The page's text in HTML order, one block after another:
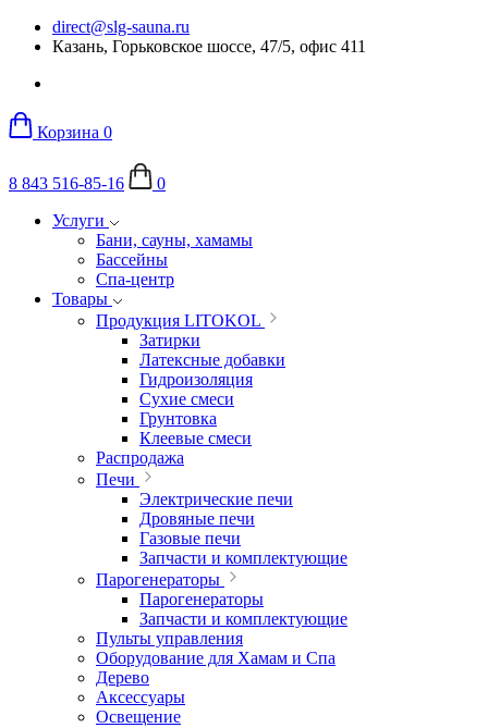
direct@slg-sauna.ru
Казань, Горьковское шоссе, 47/5, офис 411
Корзина 0
8 843 516-85-16
0
Услуги
Бани, сауны, хамамы
Бассейны
Спа-центр
Товары
Продукция LITOKOL
Затирки
Латексные добавки
Гидроизоляция
Сухие смеси
Грунтовка
Клеевые смеси
Распродажа
Печи
Электрические печи
Дровяные печи
Газовые печи
Запчасти и комплектующие
Парогенераторы
Парогенераторы
Запчасти и комплектующие
Пульты управления
Оборудование для Хамам и Спа
Дерево
Аксессуары
Освещение